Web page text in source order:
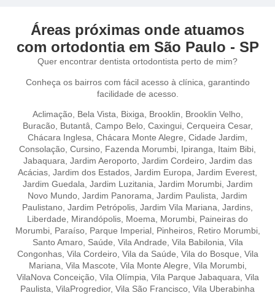
Áreas próximas onde atuamos
com ortodontia em São Paulo - SP
Quer encontrar dentista ortodontista perto de mim?
Conheça os bairros com fácil acesso à clínica, garantindo
facilidade de acesso.
Aclimação, Bela Vista, Bixiga, Brooklin, Brooklin Velho,
Buracão, Butantâ, Campo Belo, Caxingui, Cerqueira Cesar,
Chácara Inglesa, Chácara Monte Alegre, Cidade Jardim,
Consolação, Cursino, Fazenda Morumbi, Ipiranga, Itaim Bibi,
Jabaquara, Jardim Aeroporto, Jardim Cordeiro, Jardim das
Acácias, Jardim dos Estados, Jardim Europa, Jardim Everest,
Jardim Guedala, Jardim Luzitania, Jardim Morumbi, Jardim
Novo Mundo, Jardim Panorama, Jardim Paulista, Jardim
Paulistano, Jardim Petrópolis, Jardim Vila Mariana, Jardins,
Liberdade, Mirandópolis, Moema, Morumbi, Paineiras do
Morumbi, Paraíso, Parque Imperial, Pinheiros, Retiro Morumbi,
Santo Amaro, Saúde, Vila Andrade, Vila Babilonia, Vila
Congonhas, Vila Cordeiro, Vila da Saúde, Vila do Bosque, Vila
Mariana, Vila Mascote, Vila Monte Alegre, Vila Morumbi,
VilaNova Conceição, Vila Olímpia, Vila Parque Jabaquara, Vila
Paulista, VilaProgredior, Vila São Francisco, Vila Uberabinha